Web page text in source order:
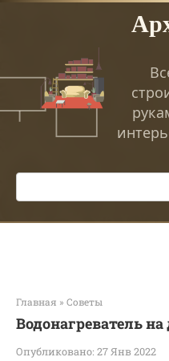
Перейти
Поиск:
Главная » Советы
Водонагреватель на
Опубликовано: 27 Янв 2022